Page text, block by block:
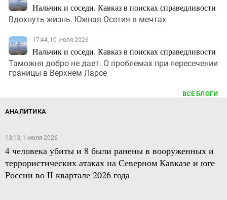
Нальчик и соседи. Кавказ в поисках справедливости
Вдохнуть жизнь. Южная Осетия в мечтах
17:44, 10 июля 2026
Нальчик и соседи. Кавказ в поисках справедливости
Таможня добро не дает. О проблемах при пересечении
границы в Верхнем Ларсе
ВСЕ БЛОГИ
АНАЛИТИКА
13:13, 1 июля 2026
4 человека убиты и 8 были ранены в вооруженных и
террористических атаках на Северном Кавказе и юге
России во II квартале 2026 года